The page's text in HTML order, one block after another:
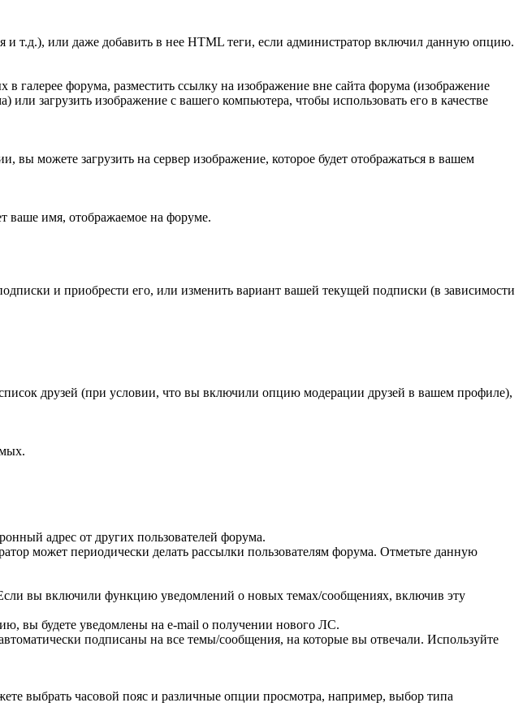
т.д.), или даже добавить в нее HTML теги, если администратор включил данную опцию.
галерее форума, разместить ссылку на изображение вне сайта форума (изображение
загрузить изображение с вашего компьютера, чтобы использовать его в качестве
можете загрузить на сервер изображение, которое будет отображаться в вашем
ваше имя, отображаемое на форуме.
и приобрести его, или изменить вариант вашей текущей подписки (в зависимости
друзей (при условии, что вы включили опцию модерации друзей в вашем профиле),
адрес от других пользователей форума.
может периодически делать рассылки пользователям форума. Отметьте данную
вы включили функцию уведомлений о новых темах/сообщениях, включив эту
вы будете уведомлены на e-mail о получении нового ЛС.
подписаны на все темы/сообщения, на которые вы отвечали. Используйте
выбрать часовой пояс и различные опции просмотра, например, выбор типа